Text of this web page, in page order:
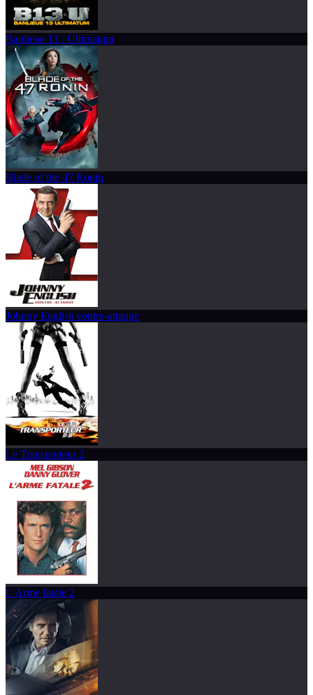
Banlieue 13 : Ultimatum
Blade of the 47 Ronin
Johnny English contre-attaque
Le Transporteur 2
L'Arme fatale 2